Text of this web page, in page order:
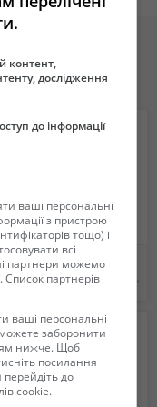
экрана
грн.
контент,
дослідження
до інформації
ваші персональні
з пристрою
тощо) і
всі
партнери можемо
Список партнерів
ваші персональні
заборонити
нижче. Щоб
посилання
перейдіть до
cookie.